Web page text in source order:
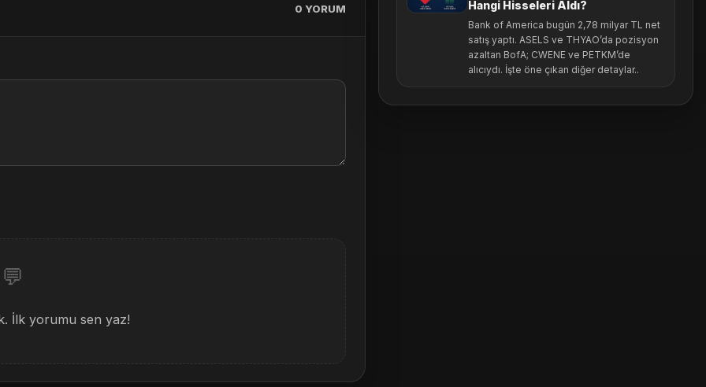
0 YORUM
💬
İlk yorumu sen yaz!
Hangi Hisseleri Aldı?
Bank of America bugün 2,78 milyar TL net
satış yaptı. ASELS ve THYAO’da pozisyon
azaltan BofA; CWENE ve PETKM’de
alıcıydı. İşte öne çıkan diğer detaylar..